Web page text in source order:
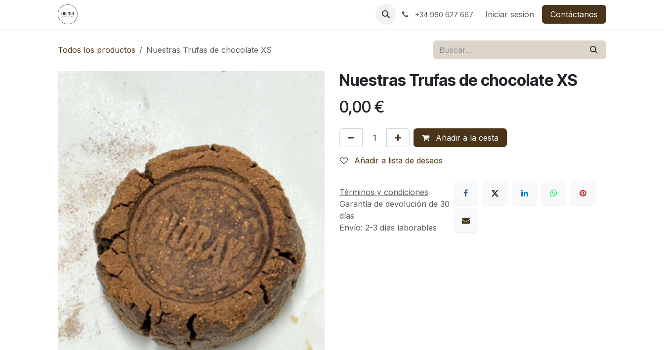
Catering Blog RSC Empleos
+34 960 627 667 Iniciar sesión Contáctanos
Todos los productos Nuestras Trufas de chocolate XS
Nuestras Trufas de chocolate XS
0,00 €
Añadir a la cesta
Añadir a lista de deseos
Términos y condiciones
Garantía de devolución de 30
días
Envío: 2-3 días laborables